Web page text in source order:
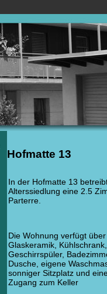
Hofmatte 13
In der Hofmatte 13
Alterssiedlung eine 2.5
Parterre.
Die Wohnung verfügt
Glaskeramik,
Geschirrspüler,
Dusche, eigene
sonniger Sitzplatz und
Zugang zum Keller